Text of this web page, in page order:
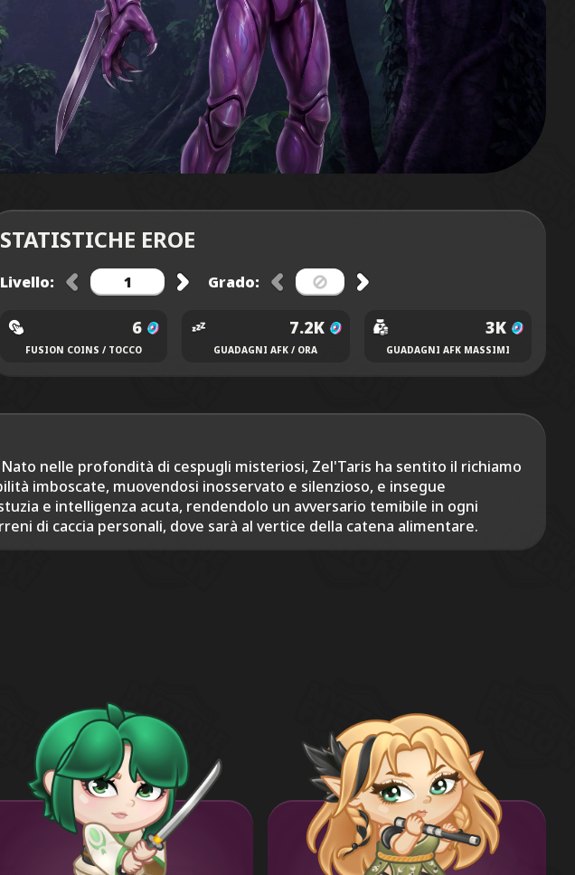
STATISTICHE EROE
Livello: Grado:
6
FUSION COINS / TOCCO
7.2K
GUADAGNI AFK / ORA
3K
GUADAGNI AFK MASSIMI
nelle profondità di cespugli misteriosi, Zel'Taris ha sentito il richiamo
imboscate, muovendosi inosservato e silenzioso, e insegue
e intelligenza acuta, rendendolo un avversario temibile in ogni
di caccia personali, dove sarà al vertice della catena alimentare.